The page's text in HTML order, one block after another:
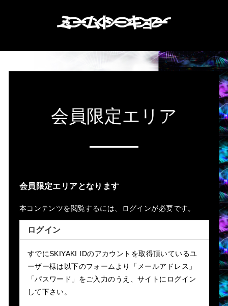
会員限定エリア
会員限定エリアとなります
本コンテンツを閲覧するには、ログインが必要です。
ログイン
すでにSKIYAKI IDのアカウントを取得頂いているユ
ーザー様は以下のフォームより「メールアドレス」
「パスワード」をご入力のうえ、サイトにログイン
して下さい。